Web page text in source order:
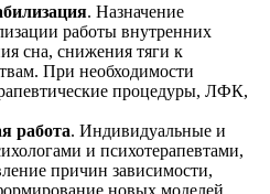
. Назначение
работы внутренних
сна, снижения тяги к
При необходимости
процедуры, ЛФК,
работа. Индивидуальные и
и психотерапевтами,
причин зависимости,
новых моделей